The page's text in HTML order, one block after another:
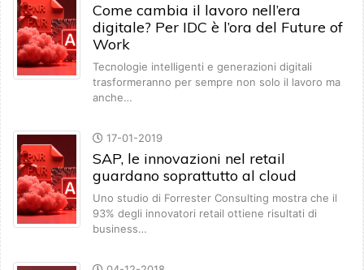
Come cambia il lavoro nell’era
digitale? Per IDC è l’ora del Future of
Work
Tecnologie intelligenti e generazioni digitali
trasformeranno per sempre non solo il lavoro ma
anche…
17-01-2019
SAP, le innovazioni nel retail
guardano soprattutto al cloud
Uno studio di Forrester Consulting mostra che il
93% degli innovatori retail ottiene risultati di
business…